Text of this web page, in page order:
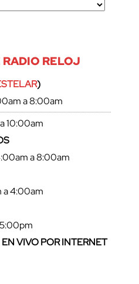
RELOJ
)
a 8:00am
10:00am
a 8:00am
a 4:00am
VIVO POR INTERNET